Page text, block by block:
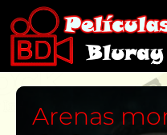
Arenas